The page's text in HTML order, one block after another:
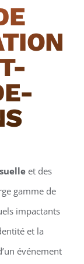
et des
gamme de
impactants
et la
événement